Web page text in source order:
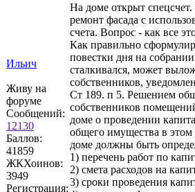
Ильич
Живу на
форуме
Сообщений:
12130
Баллов:
41859
ЖКХоинов:
3949
Регистрация:
На доме открыт
ремонт фасада с
счета. Вопрос - как все
Как правильно
повестки дня на
сталкивался, может
собственников,
Ст 189. п 5. Решением
собственников
доме о проведении
общего имущества в
доме должны быть
1) перечень работ по
2) смета расходов на
3) сроки проведения